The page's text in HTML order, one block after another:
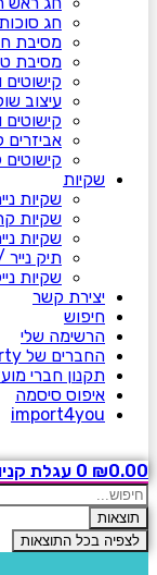
חג סוכות
מסיבת
מסיבת
קישוטים
עיצוב
קישוטים
שקיות
שקיות
שקיות
שקיות
תיק
שקיות
יצירת קשר
חיפוש
הרשימה שלי
החברים של 4party
תקנון חברי
איפוס סיסמה
import4you
₪0.00
0 עגלת
Search
...תוצאות
לצפיה בכל התוצאות